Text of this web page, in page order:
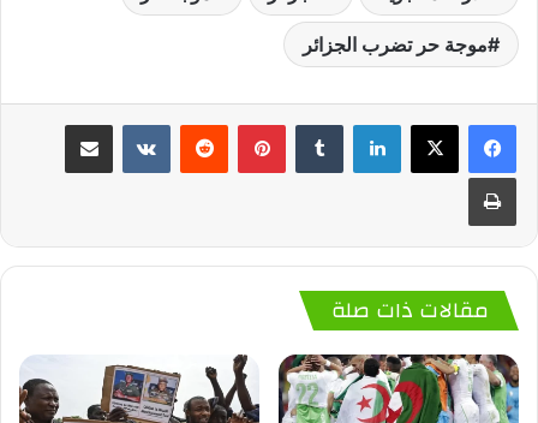
موجة حر تضرب الجزائر
لينكدإن بينتيريست
مقالات ذات صلة